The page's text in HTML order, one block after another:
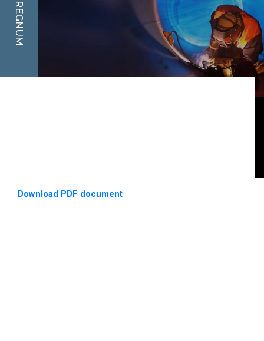
REGNUM
Download PDF document